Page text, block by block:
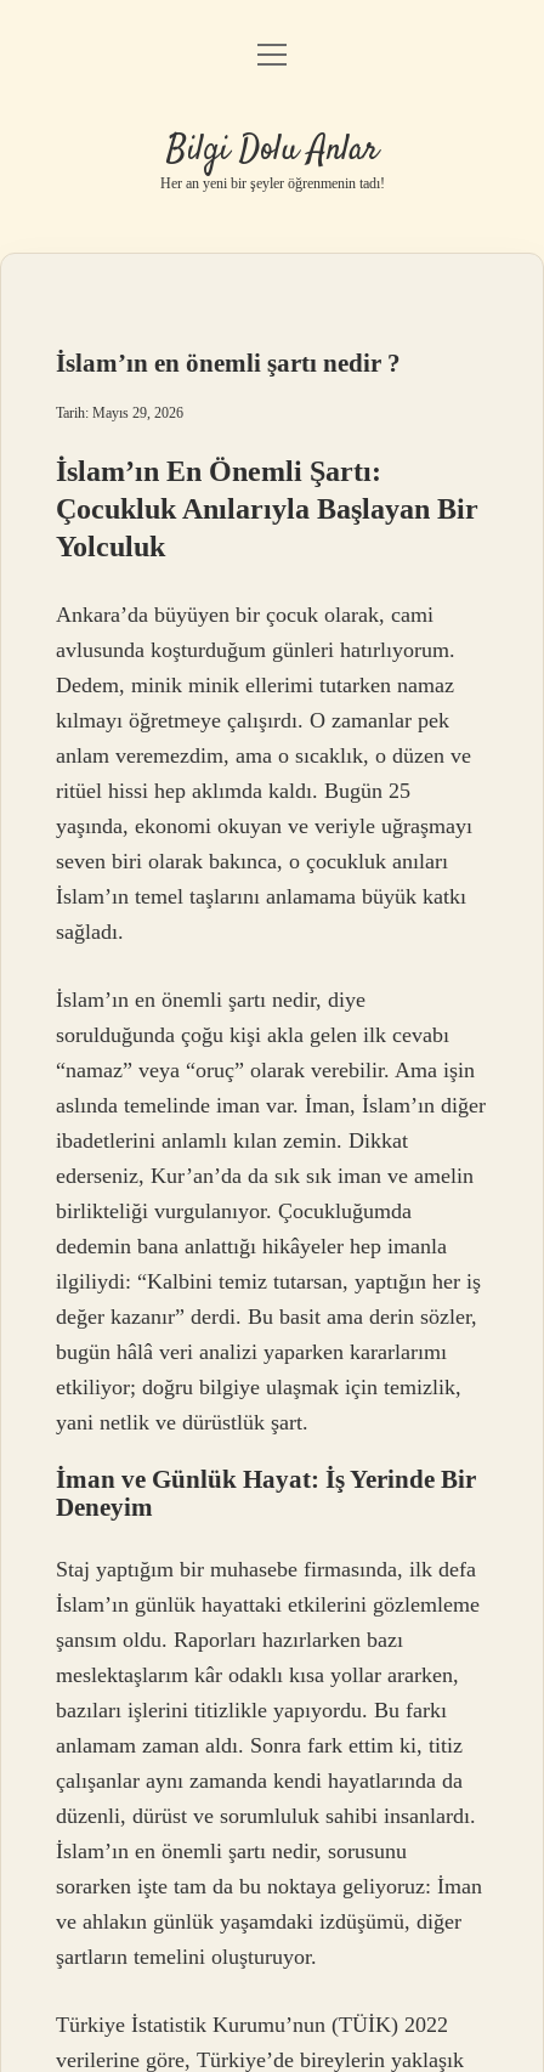
Anasayfa
Yasal Uyarı
menüyü
Bilgi Dolu Anlar
Her an yeni bir şeyler öğrenmenin tadı!
İslam’ın en önemli şartı nedir ?
Tarih: Mayıs 29, 2026
İslam’ın En Önemli Şartı:
Çocukluk Anılarıyla Başlayan Bir
Yolculuk
Ankara’da büyüyen bir çocuk olarak, cami
avlusunda koşturduğum günleri hatırlıyorum.
Dedem, minik minik ellerimi tutarken namaz
kılmayı öğretmeye çalışırdı. O zamanlar pek
anlam veremezdim, ama o sıcaklık, o düzen ve
ritüel hissi hep aklımda kaldı. Bugün 25
yaşında, ekonomi okuyan ve veriyle uğraşmayı
seven biri olarak bakınca, o çocukluk anıları
İslam’ın temel taşlarını anlamama büyük katkı
sağladı.
İslam’ın en önemli şartı nedir, diye
sorulduğunda çoğu kişi akla gelen ilk cevabı
“namaz” veya “oruç” olarak verebilir. Ama işin
aslında temelinde iman var. İman, İslam’ın diğer
ibadetlerini anlamlı kılan zemin. Dikkat
ederseniz, Kur’an’da da sık sık iman ve amelin
birlikteliği vurgulanıyor. Çocukluğumda
dedemin bana anlattığı hikâyeler hep imanla
ilgiliydi: “Kalbini temiz tutarsan, yaptığın her iş
değer kazanır” derdi. Bu basit ama derin sözler,
bugün hâlâ veri analizi yaparken kararlarımı
etkiliyor; doğru bilgiye ulaşmak için temizlik,
yani netlik ve dürüstlük şart.
İman ve Günlük Hayat: İş Yerinde Bir
Deneyim
Staj yaptığım bir muhasebe firmasında, ilk defa
İslam’ın günlük hayattaki etkilerini gözlemleme
şansım oldu. Raporları hazırlarken bazı
meslektaşlarım kâr odaklı kısa yollar ararken,
bazıları işlerini titizlikle yapıyordu. Bu farkı
anlamam zaman aldı. Sonra fark ettim ki, titiz
çalışanlar aynı zamanda kendi hayatlarında da
düzenli, dürüst ve sorumluluk sahibi insanlardı.
İslam’ın en önemli şartı nedir, sorusunu
sorarken işte tam da bu noktaya geliyoruz: İman
ve ahlakın günlük yaşamdaki izdüşümü, diğer
şartların temelini oluşturuyor.
Türkiye İstatistik Kurumu’nun (TÜİK) 2022
verilerine göre, Türkiye’de bireylerin yaklaşık